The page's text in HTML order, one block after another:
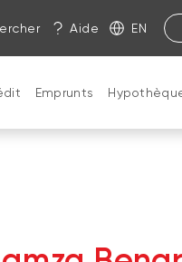
Aide EN
Emprunts